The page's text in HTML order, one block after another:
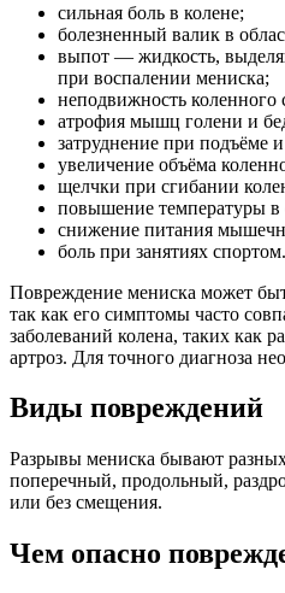
сильная боль в колене;
болезненный валик в
выпот — жидкость,
при воспалении мениска;
неподвижность коленного
атрофия мышц голени и
затруднение при подъёме
увеличение объёма
щелчки при сгибании
повышение температуры в
снижение питания
боль при занятиях спортом.
Повреждение мениска может
так как его симптомы часто
заболеваний колена, таких как
артроз. Для точного диагноза
Виды повреждений
Разрывы мениска бывают
поперечный, продольный,
или без смещения.
Чем опасно